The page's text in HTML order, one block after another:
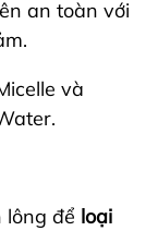
an toàn với
và
lông để loại